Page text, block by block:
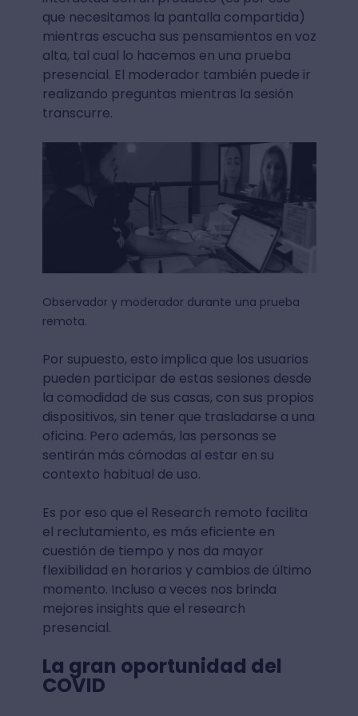
que necesitamos la pantalla compartida)
mientras escucha sus pensamientos en voz
alta, tal cual lo hacemos en una prueba
presencial. El moderador también puede ir
realizando preguntas mientras la sesión
transcurre.
Observador y moderador durante una prueba
remota.
Por supuesto, esto implica que los usuarios
pueden participar de estas sesiones desde
la comodidad de sus casas, con sus propios
dispositivos, sin tener que trasladarse a una
oficina. Pero además, las personas se
sentirán más cómodas al estar en su
contexto habitual de uso.
Es por eso que el Research remoto facilita
el reclutamiento, es más eficiente en
cuestión de tiempo y nos da mayor
flexibilidad en horarios y cambios de último
momento. Incluso a veces nos brinda
mejores insights que el research
presencial.
La gran oportunidad del
COVID